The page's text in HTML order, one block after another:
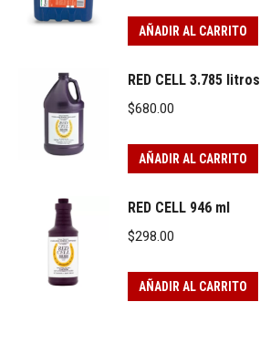
AÑADIR AL CARRITO
RED CELL 3.785 litros
$680.00
AÑADIR AL CARRITO
RED CELL 946 ml
$298.00
AÑADIR AL CARRITO